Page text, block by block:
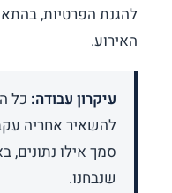
להגנת הפרטיות,
האירוע.
עיקרון עבודה: כל
להשאיר אחריה
סמך אילו נתונים,
שנבחנו.